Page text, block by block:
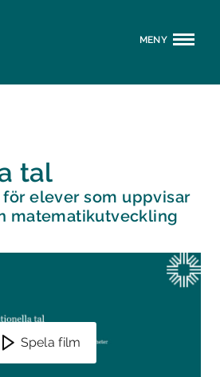
MENY
tal
elever som uppvisar
matematikutveckling
Spela film